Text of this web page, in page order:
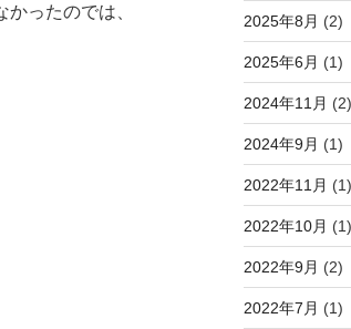
ったのでは、
2025年8月 (2)
2025年6月 (1)
2024年11月 (2)
2024年9月 (1)
2022年11月 (1)
2022年10月 (1)
2022年9月 (2)
2022年7月 (1)